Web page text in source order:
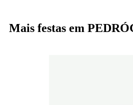
Mais festas em